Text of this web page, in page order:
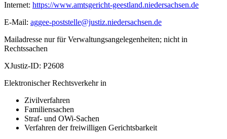
Internet: https://www.amtsgericht-geestland.niedersachsen.de
E-Mail: aggee-poststelle@justiz.niedersachsen.de
Mailadresse nur für Verwaltungsangelegenheiten; nicht in
Rechtssachen
XJustiz-ID: P2608
Elektronischer Rechtsverkehr in
Zivilverfahren
Familiensachen
Straf- und OWi-Sachen
Verfahren der freiwilligen Gerichtsbarkeit